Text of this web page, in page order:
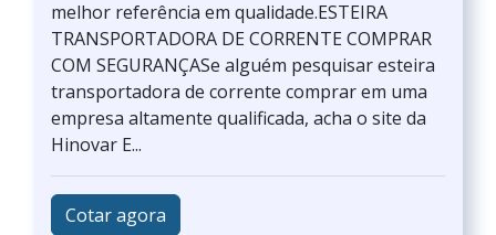
melhor referência em qualidade.ESTEIRA
TRANSPORTADORA DE CORRENTE COMPRAR
COM SEGURANÇASe alguém pesquisar esteira
transportadora de corrente comprar em uma
empresa altamente qualificada, acha o site da
Hinovar E...
Cotar agora